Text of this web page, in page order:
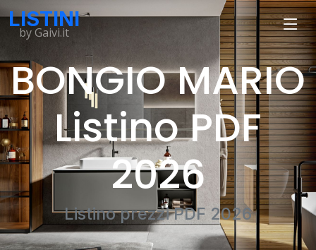
LISTINI
by Gaivi.it
BONGIO MARIO
Listino PDF
2026
Listino prezzi PDF 2026